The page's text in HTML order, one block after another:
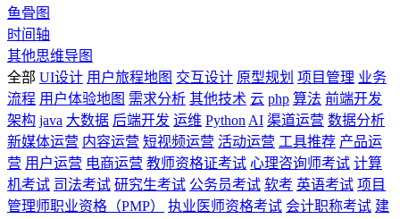
鱼骨图
时间轴
其他思维导图
全部 UI设计 用户旅程地图 交互设计 原型规划 项目管理 业务
流程 用户体验地图 需求分析 其他技术 云 php 算法 前端开发
架构 java 大数据 后端开发 运维 Python AI 渠道运营 数据分析
新媒体运营 内容运营 短视频运营 活动运营 工具推荐 产品运
营 用户运营 电商运营 教师资格证考试 心理咨询师考试 计算
机考试 司法考试 研究生考试 公务员考试 软考 英语考试 项目
管理师职业资格（PMP）
执业医师资格考试 会计职称考试 建